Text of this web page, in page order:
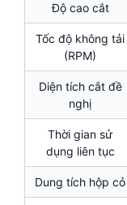
Độ cao cắt
Tốc độ không tải
(RPM)
Diện tích cắt đề
nghị
Thời gian sử
dụng liên tục
Dung tích hộp cỏ